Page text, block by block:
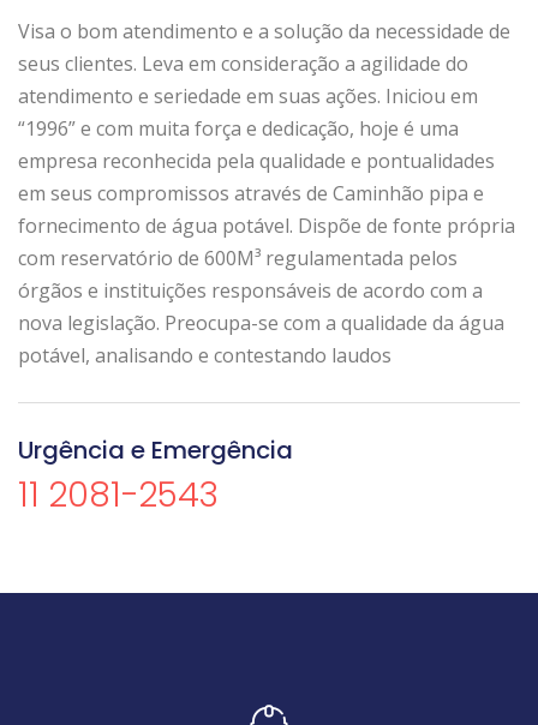
Visa o bom atendimento e a solução da necessidade de
seus clientes. Leva em consideração a agilidade do
atendimento e seriedade em suas ações. Iniciou em
“1996” e com muita força e dedicação, hoje é uma
empresa reconhecida pela qualidade e pontualidades
em seus compromissos através de Caminhão pipa e
fornecimento de água potável. Dispõe de fonte própria
com reservatório de 600M³ regulamentada pelos
órgãos e instituições responsáveis de acordo com a
nova legislação. Preocupa-se com a qualidade da água
potável, analisando e contestando laudos
Urgência e Emergência
11 2081-2543